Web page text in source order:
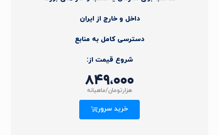
داخل و خارج از ایران
دسترسی کامل به منابع
شروع قیمت از:
۸۴۹،۰۰۰
هزارتومان/ماهیانه
خرید سرور